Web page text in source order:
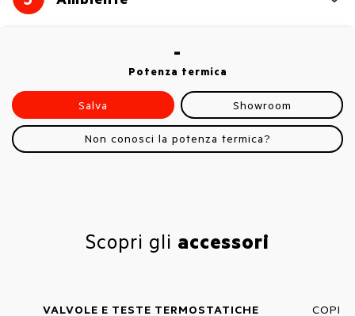
-
Potenza termica
Salva Showroom
Non conosci la potenza termica?
Scopri gli accessori
VALVOLE E TESTE TERMOSTATICHE